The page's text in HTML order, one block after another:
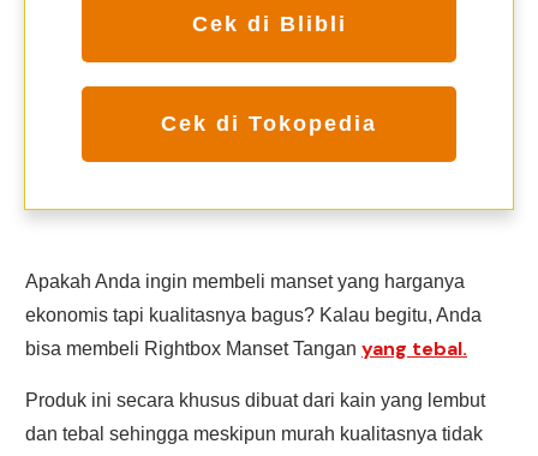
Cek di Blibli
Cek di Tokopedia
Apakah Anda ingin membeli manset yang harganya
ekonomis tapi kualitasnya bagus? Kalau begitu, Anda
bisa membeli Rightbox Manset Tangan yang tebal.
Produk ini secara khusus dibuat dari kain yang lembut
dan tebal sehingga meskipun murah kualitasnya tidak